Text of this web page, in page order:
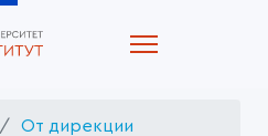
От дирекции